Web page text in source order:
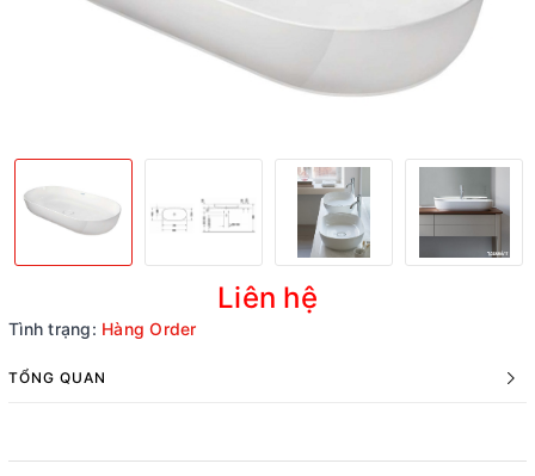
Liên hệ
Tình trạng: Hàng Order
TỔNG QUAN